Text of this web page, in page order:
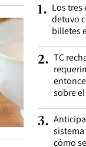
1. Los tres
detuvo
billetes
2. TC
sobre
3.
cómo